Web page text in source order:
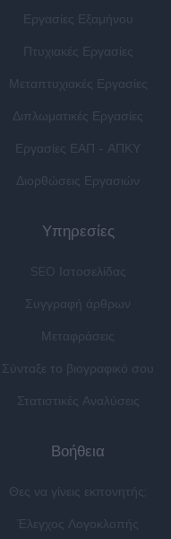
Εργασίες Εξαμήνου
Πτυχιακές Εργασίες
Μεταπτυχιακές Εργασίες
Διπλωματικές Εργασίες
Εργασίες ΕΑΠ - ΑΠΚΥ
Διορθώσεις Εργασιών
Υπηρεσίες
SEO Ιστοσελίδας
Συγγραφή άρθρων
Μεταφράσεις
Σύνταξε το βιογραφικό σου
Στατιστικές Αναλύσεις
Βοήθεια
Θες να γίνεις εκπονητής;
Έλεγχος Λογοκλοπής